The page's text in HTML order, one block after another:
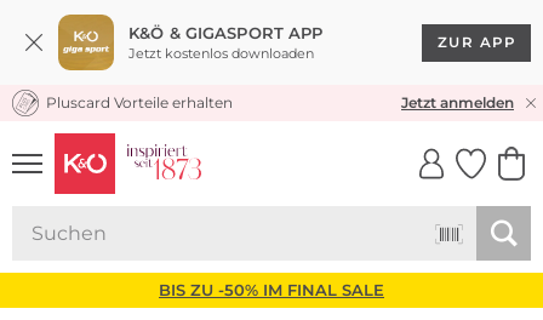
K&Ö & GIGASPORT APP
Jetzt kostenlos downloaden
ZUR APP
KOSTENLOSER VERSAND* & RÜCKVERSAND
Pluscard Vorteile erhalten Jetzt anmelden
UNSERE APP
CLICK &
BIS ZU -50% IM FINAL SALE